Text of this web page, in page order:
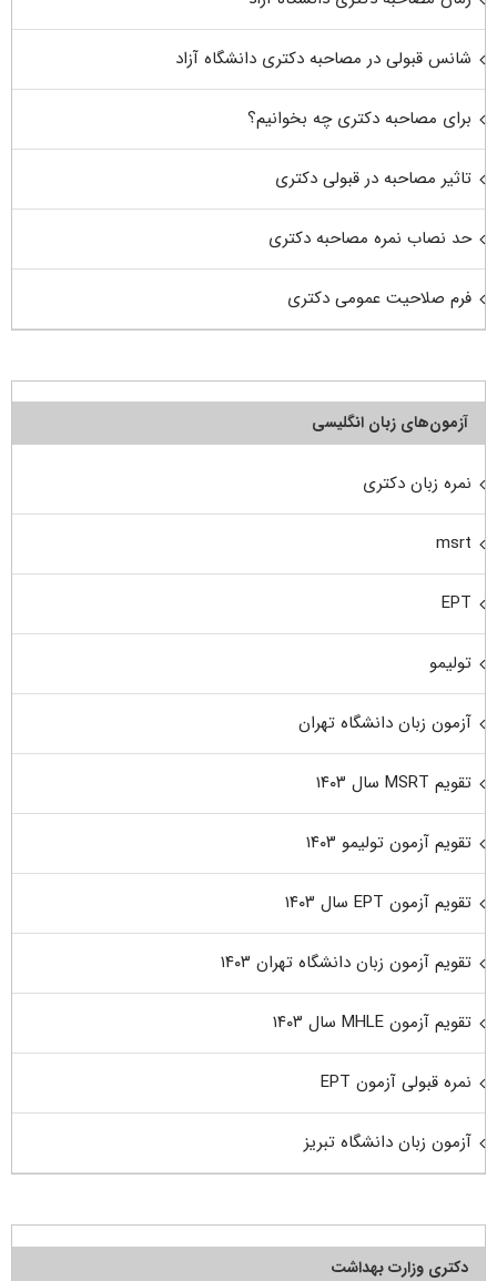
شانس قبولی در مصاحبه دکتری دانشگاه آزاد
برای مصاحبه دکتری چه بخوانیم؟
تاثیر مصاحبه در قبولی دکتری
حد نصاب نمره مصاحبه دکتری
فرم صلاحیت عمومی دکتری
آزمون‌های زبان انگلیسی
نمره زبان دکتری
msrt
EPT
تولیمو
آزمون زبان دانشگاه تهران
تقویم MSRT سال ۱۴۰۳
تقویم آزمون تولیمو ۱۴۰۳
تقویم آزمون EPT سال ۱۴۰۳
تقویم آزمون زبان دانشگاه تهران ۱۴۰۳
تقویم آزمون MHLE سال ۱۴۰۳
نمره قبولی آزمون EPT
آزمون زبان دانشگاه تبریز
دکتری وزارت بهداشت